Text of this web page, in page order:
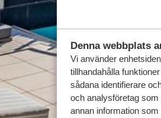
Denna webbplats
Vi använder
tillhandahålla
sådana identifierare
och analysföretag
annan information